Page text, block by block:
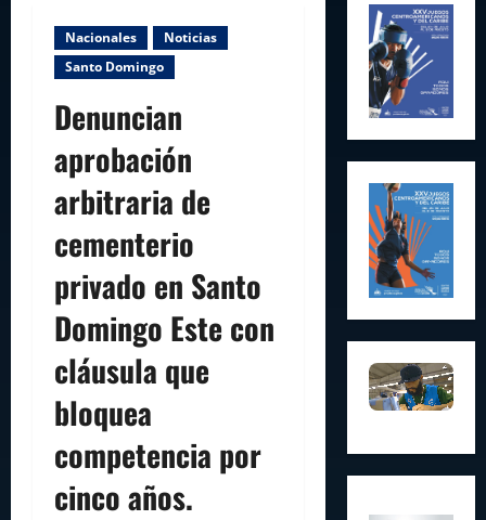
Nacionales
Noticias
Santo Domingo
Denuncian
aprobación
arbitraria de
cementerio
privado en Santo
Domingo Este con
cláusula que
bloquea
competencia por
cinco años.